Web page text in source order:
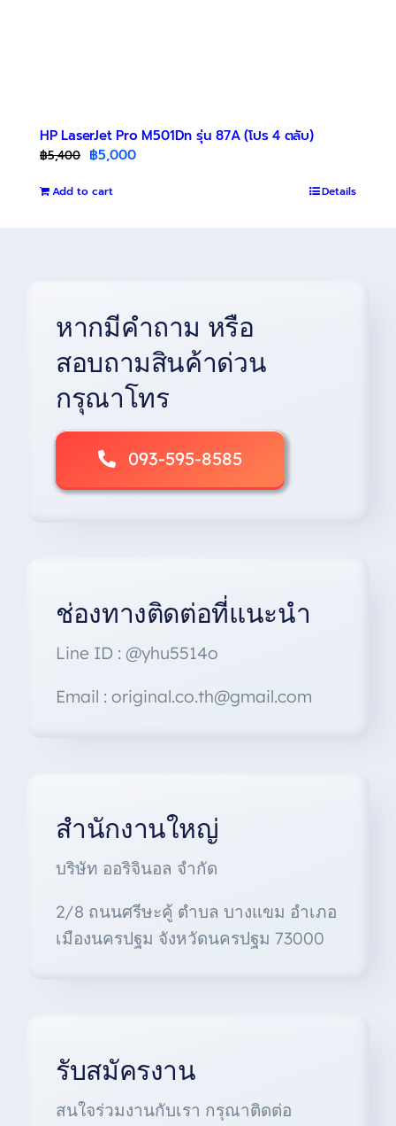
HP LaserJet Pro M501Dn รุ่น 87A (โปร 4 ตลับ)
฿5,400 Original
was:
฿5,000Current
Add to cart Details
หากมีคำถาม หรือ
สอบถามสินค้าด่วน
กรุณาโทร
093-595-8585
ช่องทางติดต่อที่แนะนำ
Line ID : @yhu5514o
Email : original.co.th@gmail.com
สำนักงานใหญ่
บริษัท ออริจินอล จำกัด
2/8 ถนนศรีษะคู้ ตำบล บางแขม อำเภอ
เมืองนครปฐม จังหวัดนครปฐม 73000
รับสมัครงาน
สนใจร่วมงานกับเรา กรุณาติดต่อ